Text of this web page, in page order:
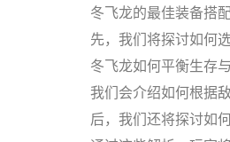
冬飞龙的最佳装备搭
先，我们将探讨如何
冬飞龙如何平衡生存
我们会介绍如何根据
后，我们还将探讨如